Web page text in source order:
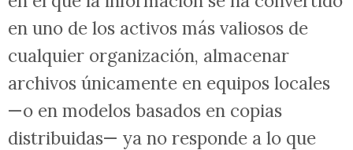
en uno de los activos más valiosos de
cualquier organización, almacenar
archivos únicamente en equipos locales
—o en modelos basados en copias
distribuidas— ya no responde a lo que